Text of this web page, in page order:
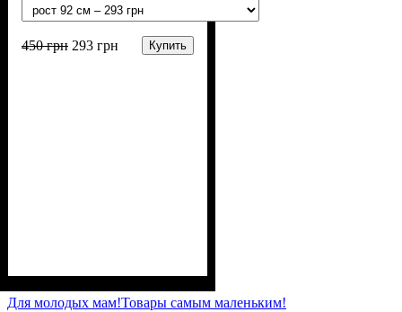
450грн 293 грн Купить
Полиэстер
начесная (80% х/б, 20% п/э)
Для молодых мам!Товары самым маленьким!